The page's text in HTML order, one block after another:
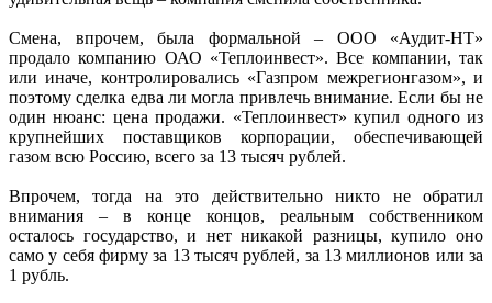
Смена, впрочем, была формальной – ООО «Аудит-НТ»
продало компанию ОАО «Теплоинвест». Все компании, так
или иначе, контролировались «Газпром межрегионгазом», и
поэтому сделка едва ли могла привлечь внимание. Если бы не
один нюанс: цена продажи. «Теплоинвест» купил одного из
крупнейших поставщиков корпорации, обеспечивающей
газом всю Россию, всего за 13 тысяч рублей.
Впрочем, тогда на это действительно никто не обратил
внимания – в конце концов, реальным собственником
осталось государство, и нет никакой разницы, купило оно
само у себя фирму за 13 тысяч рублей, за 13 миллионов или за
1 рубль.